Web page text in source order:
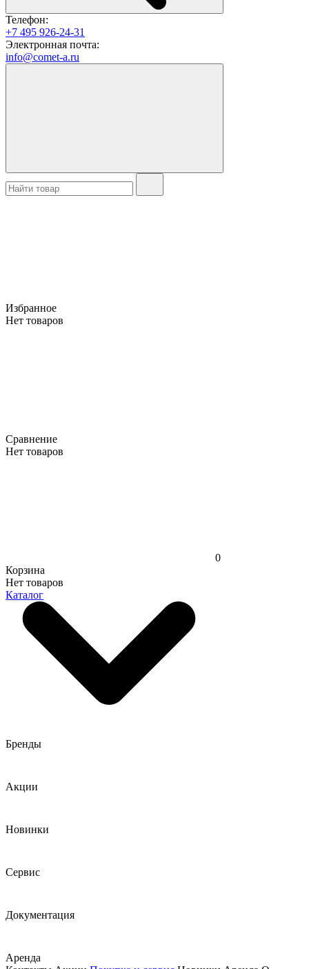
Телефон:
+7 495 926-24-31
Электронная почта:
info@comet-a.ru
Избранное
Нет товаров
Сравнение
Нет товаров
0
Корзина
Нет товаров
Каталог
Бренды
Акции
Новинки
Сервис
Документация
Аренда